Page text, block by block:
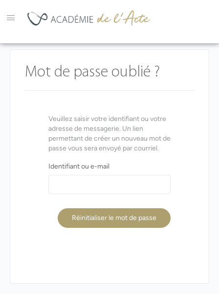
Mot de passe oublié ?
Veuillez saisir votre identifiant ou votre
adresse de messagerie. Un lien
permettant de créer un nouveau mot de
passe vous sera envoyé par courriel.
Identifiant ou e-mail
Réinitialiser le mot de passe